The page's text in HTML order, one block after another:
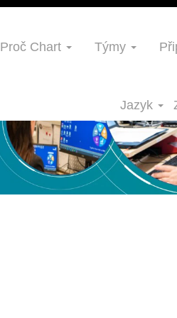
Proč Chart Týmy
Jazyk